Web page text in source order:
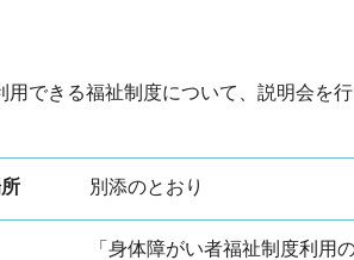
用できる福祉制度について、説明会を行
別添のとおり
「身体障がい者福祉制度利用